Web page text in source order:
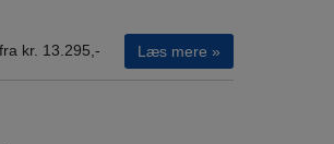
kr. 13.295,- Læs mere »